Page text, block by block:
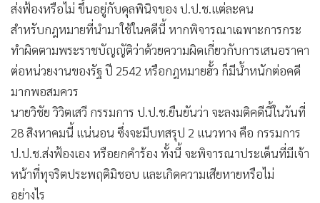
• วิทยาศาสตร์
• SMEs
• หุ้น
• อินโดจีน
• กองทุนรวม
Celeb Online
Factcheck
ญี่ปุ่น
• News1
ส่งฟ้องหรือไม่ ขึ้นอยู่กับดุลพินิจของ ป.ป.ช.แต่ละคน
สำหรับกฎหมายที่นำมาใช้ในคดีนี้ หากพิจารณาเฉพาะการกระ
ทำผิดตามพระราชบัญญัติว่าด้วยความผิดเกี่ยวกับการเสนอราคา
ต่อหน่วยงานของรัฐ ปี 2542 หรือกฎหมายฮั้ว ก็มีน้ำหนักต่อคดี
มากพอสมควร
นายวิชัย วิวิตเสวี กรรมการ ป.ป.ช.ยืนยันว่า จะลงมติคดีนี้ในวันที่
28 สิงหาคมนี้ แน่นอน ซึ่งจะมีบทสรุป 2 แนวทาง คือ กรรมการ
ป.ป.ช.ส่งฟ้องเอง หรือยกคำร้อง ทั้งนี้ จะพิจารณาประเด็นที่มีเจ้า
หน้าที่ทุจริตประพฤติมิชอบ และเกิดความเสียหายหรือไม่
อย่างไร